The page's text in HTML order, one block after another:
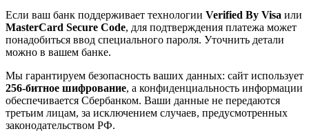
Если ваш банк поддерживает технологии Verified By Visa или
MasterCard Secure Code, для подтверждения платежа может
понадобиться ввод специального пароля. Уточнить детали
можно в вашем банке.
Мы гарантируем безопасность ваших данных: сайт использует
256-битное шифрование, а конфиденциальность информации
обеспечивается Сбербанком. Ваши данные не передаются
третьим лицам, за исключением случаев, предусмотренных
законодательством РФ.